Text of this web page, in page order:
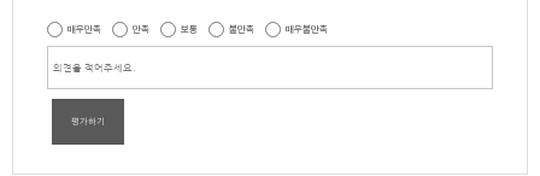
매우만족 만족 보통 불만족 매우불만족
평가하기